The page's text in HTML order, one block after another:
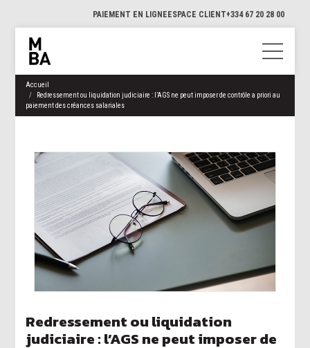
PAIEMENT EN LIGNEESPACE CLIENT+334 67 20 28 00
Accueil
Redressement ou liquidation judiciaire : l’AGS ne peut imposer de contrôle a priori au
paiement des créances salariales
Redressement ou liquidation
judiciaire : l’AGS ne peut imposer de